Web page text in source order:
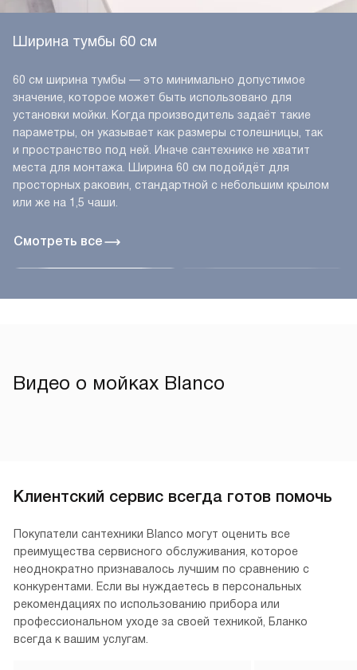
Смотреть все
Ширина тумбы 60 см
60 см ширина тумбы — это минимально допустимое
значение, которое может быть использовано для
установки мойки. Когда производитель задаёт такие
параметры, он указывает как размеры столешницы, так
и пространство под ней. Иначе сантехнике не хватит
места для монтажа. Ширина 60 см подойдёт для
просторных раковин, стандартной с небольшим крылом
или же на 1,5 чаши.
Видео о мойках Blanco
Клиентский сервис всегда готов помочь
Покупатели сантехники Blanco могут оценить все
преимущества сервисного обслуживания, которое
неоднократно признавалось лучшим по сравнению с
конкурентами. Если вы нуждаетесь в персональных
рекомендациях по использованию прибора или
профессиональном уходе за своей техникой, Бланко
всегда к вашим услугам.